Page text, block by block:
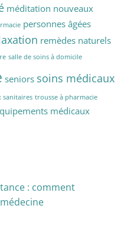
méditation nouveaux
personnes âgées
remèdes naturels
salle de soins à domicile
seniors soins médicaux
sanitaires trousse à pharmacie
médicaux
: comment